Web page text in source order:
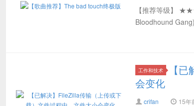
【推荐等级】
Bloodhound
工作和技术
【
会变化
crifan 15年